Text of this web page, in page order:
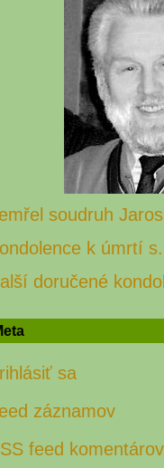
soudruh
k úmrtí
doručené
sa
záznamov
feed komentárov